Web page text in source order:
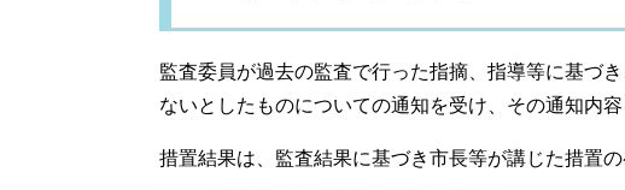
監査委員が過去の監査で行った指摘、指導等に基づ
ないとしたものについての通知を受け、その通知内
措置結果は、監査結果に基づき市長等が講じた措置の